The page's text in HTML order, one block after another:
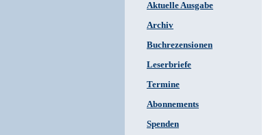
Aktuelle Ausgabe
Archiv
Buchrezensionen
Leserbriefe
Termine
Abonnements
Spenden